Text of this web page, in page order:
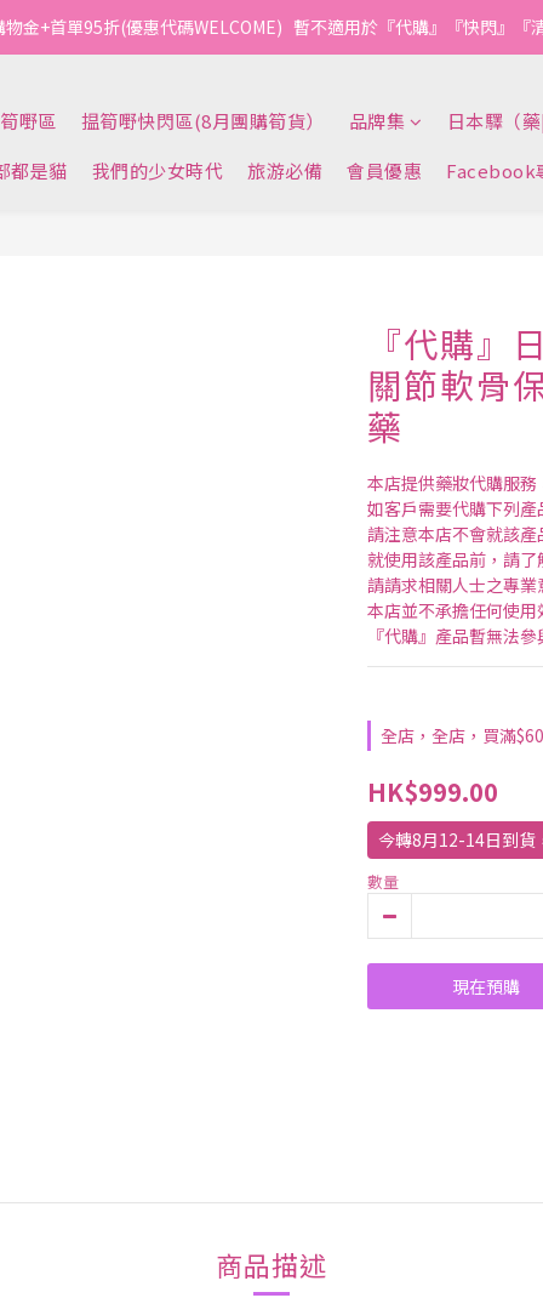
金+首單95折(優惠代碼WELCOME)   暫不適用於『代購』『快閃』『
嘢區 揾筍嘢快閃區(8月團購筍貨） 品牌集 日本驛（
都是貓
我們的少女時代 旅游必備 會員優惠 Facebook
『代購』
關節軟骨
藥
本店提供藥妝代購服務
如客戶需要代購下列產
請注意本店不會就該產
就使用該產品前，請了
請請求相關人士之專業
本店並不承擔任何使用
『代購』產品暫無法
全店，全店，買滿
HK$999.00
今轉8月12-14日到貨
數量
現在預購
商品描述